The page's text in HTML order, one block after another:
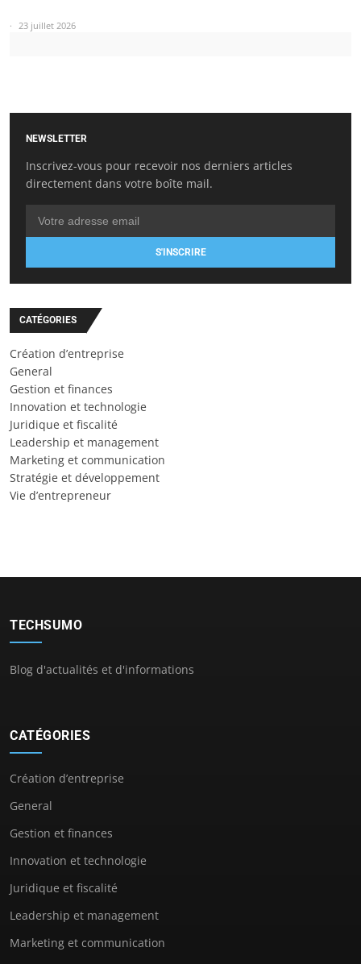
23 juillet 2026
NEWSLETTER
Inscrivez-vous pour recevoir nos derniers articles
directement dans votre boîte mail.
S'INSCRIRE
CATÉGORIES
Création d’entreprise
General
Gestion et finances
Innovation et technologie
Juridique et fiscalité
Leadership et management
Marketing et communication
Stratégie et développement
Vie d’entrepreneur
TECHSUMO
Blog d'actualités et d'informations
CATÉGORIES
Création d’entreprise
General
Gestion et finances
Innovation et technologie
Juridique et fiscalité
Leadership et management
Marketing et communication